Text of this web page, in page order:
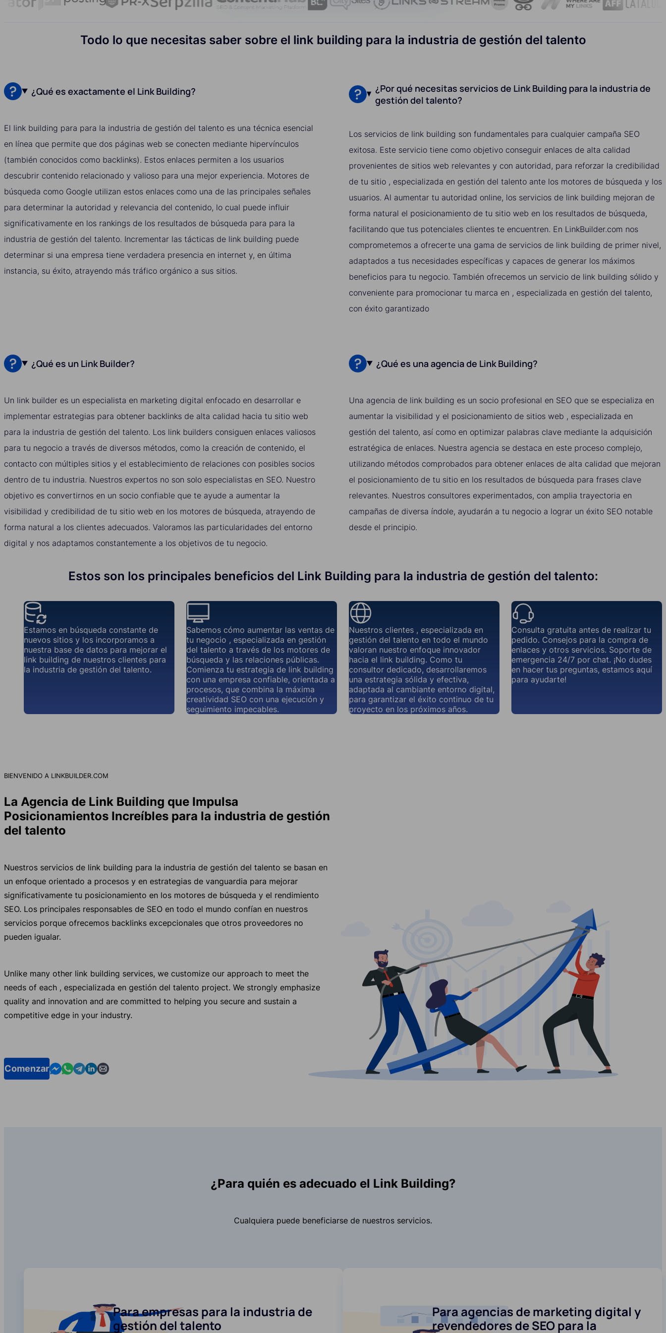
Todo lo que necesitas saber sobre el link building para la industria de gestión del talento
¿Qué es exactamente el Link Building?
El link building para para la industria de gestión del talento es una técnica esencial
en línea que permite que dos páginas web se conecten mediante hipervínculos
(también conocidos como backlinks). Estos enlaces permiten a los usuarios
descubrir contenido relacionado y valioso para una mejor experiencia. Motores de
búsqueda como Google utilizan estos enlaces como una de las principales señales
para determinar la autoridad y relevancia del contenido, lo cual puede influir
significativamente en los rankings de los resultados de búsqueda para para la
industria de gestión del talento. Incrementar las tácticas de link building puede
determinar si una empresa tiene verdadera presencia en internet y, en última
instancia, su éxito, atrayendo más tráfico orgánico a sus sitios.
¿Por qué necesitas servicios de Link Building para la industria de
gestión del talento?
Los servicios de link building son fundamentales para cualquier campaña SEO
exitosa. Este servicio tiene como objetivo conseguir enlaces de alta calidad
provenientes de sitios web relevantes y con autoridad, para reforzar la credibilidad
de tu sitio , especializada en gestión del talento ante los motores de búsqueda y los
usuarios. Al aumentar tu autoridad online, los servicios de link building mejoran de
forma natural el posicionamiento de tu sitio web en los resultados de búsqueda,
facilitando que tus potenciales clientes te encuentren. En LinkBuilder.com nos
comprometemos a ofrecerte una gama de servicios de link building de primer nivel,
adaptados a tus necesidades específicas y capaces de generar los máximos
beneficios para tu negocio. También ofrecemos un servicio de link building sólido y
conveniente para promocionar tu marca en , especializada en gestión del talento,
con éxito garantizado
¿Qué es un Link Builder?
Un link builder es un especialista en marketing digital enfocado en desarrollar e
implementar estrategias para obtener backlinks de alta calidad hacia tu sitio web
para la industria de gestión del talento. Los link builders consiguen enlaces valiosos
para tu negocio a través de diversos métodos, como la creación de contenido, el
contacto con múltiples sitios y el establecimiento de relaciones con posibles socios
dentro de tu industria. Nuestros expertos no son solo especialistas en SEO. Nuestro
objetivo es convertirnos en un socio confiable que te ayude a aumentar la
visibilidad y credibilidad de tu sitio web en los motores de búsqueda, atrayendo de
forma natural a los clientes adecuados. Valoramos las particularidades del entorno
digital y nos adaptamos constantemente a los objetivos de tu negocio.
¿Qué es una agencia de Link Building?
Una agencia de link building es un socio profesional en SEO que se especializa en
aumentar la visibilidad y el posicionamiento de sitios web , especializada en
gestión del talento, así como en optimizar palabras clave mediante la adquisición
estratégica de enlaces. Nuestra agencia se destaca en este proceso complejo,
utilizando métodos comprobados para obtener enlaces de alta calidad que mejoran
el posicionamiento de tu sitio en los resultados de búsqueda para frases clave
relevantes. Nuestros consultores experimentados, con amplia trayectoria en
campañas de diversa índole, ayudarán a tu negocio a lograr un éxito SEO notable
desde el principio.
Estos son los principales beneficios del Link Building para la industria de gestión del talento:
Estamos en búsqueda constante de
nuevos sitios y los incorporamos a
nuestra base de datos para mejorar el
link building de nuestros clientes para
la industria de gestión del talento.
Sabemos cómo aumentar las ventas de
tu negocio , especializada en gestión
del talento a través de los motores de
búsqueda y las relaciones públicas.
Comienza tu estrategia de link building
con una empresa confiable, orientada a
procesos, que combina la máxima
creatividad SEO con una ejecución y
seguimiento impecables.
Nuestros clientes , especializada en
gestión del talento en todo el mundo
valoran nuestro enfoque innovador
hacia el link building. Como tu
consultor dedicado, desarrollaremos
una estrategia sólida y efectiva,
adaptada al cambiante entorno digital,
para garantizar el éxito continuo de tu
proyecto en los próximos años.
Consulta gratuita antes de realizar tu
pedido. Consejos para la compra de
enlaces y otros servicios. Soporte de
emergencia 24/7 por chat. ¡No dudes
en hacer tus preguntas, estamos aquí
para ayudarte!
BIENVENIDO A LINKBUILDER.COM
La Agencia de Link Building que Impulsa
Posicionamientos Increíbles para la industria de gestión
del talento
Nuestros servicios de link building para la industria de gestión del talento se basan en
un enfoque orientado a procesos y en estrategias de vanguardia para mejorar
significativamente tu posicionamiento en los motores de búsqueda y el rendimiento
SEO. Los principales responsables de SEO en todo el mundo confían en nuestros
servicios porque ofrecemos backlinks excepcionales que otros proveedores no
pueden igualar.
Unlike many other link building services, we customize our approach to meet the
needs of each , especializada en gestión del talento project. We strongly emphasize
quality and innovation and are committed to helping you secure and sustain a
competitive edge in your industry.
ComenzarContact us in Messenger
Contact us in WhatsApp
Contact us in Telegram
Contact us in Linkedin
Contact us by email
¿Para quién es adecuado el Link Building?
Cualquiera puede beneficiarse de nuestros servicios.
Para empresas para la industria de
gestión del talento
Para agencias de marketing digital y
revendedores de SEO para la